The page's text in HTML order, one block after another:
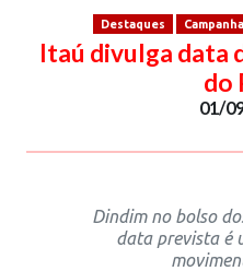
Destaques Campanha
Itaú divulga data
do
01/
Dindim no bolso
data prevista é